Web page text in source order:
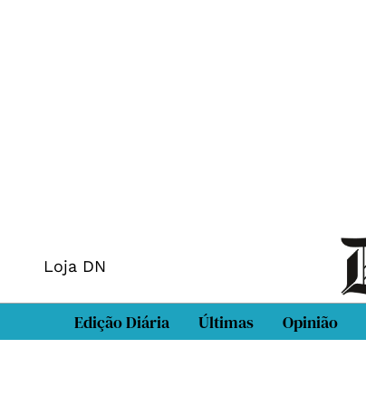
Loja DN
Edição Diária Últimas Opinião